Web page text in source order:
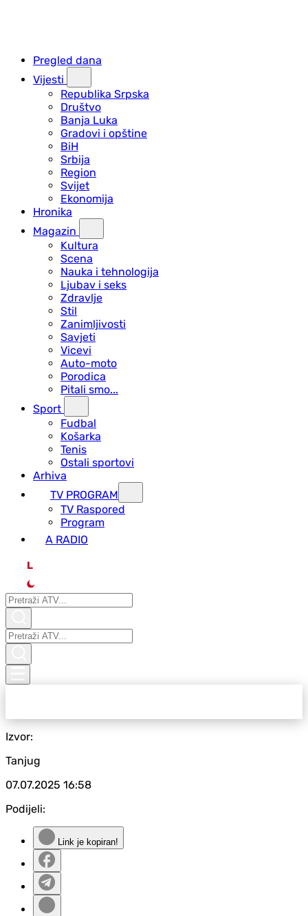
Pregled dana
Vijesti
Republika Srpska
Društvo
Banja Luka
Gradovi i opštine
BiH
Srbija
Region
Svijet
Ekonomija
Hronika
Magazin
Kultura
Scena
Nauka i tehnologija
Ljubav i seks
Zdravlje
Stil
Zanimljivosti
Savjeti
Vicevi
Auto-moto
Porodica
Pitali smo...
Sport
Fudbal
Košarka
Tenis
Ostali sportovi
Arhiva
TV PROGRAM
ТV Raspored
Program
A RADIO
L
Izvor:
Tanjug
07.07.2025 16:58
Podijeli:
Link je kopiran!